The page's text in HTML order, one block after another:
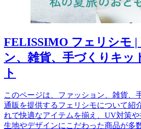
FELISSIMO フェリシモ |
ン、雑貨、手づくりキッ
ト
このページは、ファッション、雑貨、
通販を提供するフェリシモについて紹
れで快適なアイテムを揃え、UV対策や
生地やデザインにこだわった商品が多